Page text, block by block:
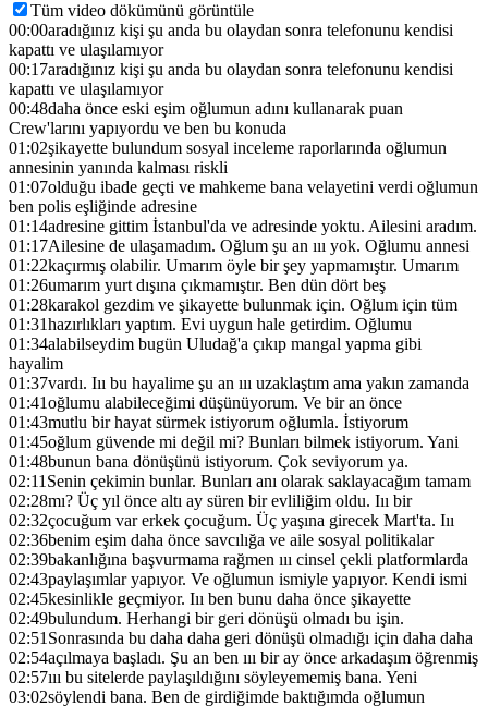
Tüm video dökümünü görüntüle
00:00aradığınız kişi şu anda bu olaydan sonra telefonunu kendisi
kapattı ve ulaşılamıyor
00:17aradığınız kişi şu anda bu olaydan sonra telefonunu kendisi
kapattı ve ulaşılamıyor
00:48daha önce eski eşim oğlumun adını kullanarak puan
Crew'larını yapıyordu ve ben bu konuda
01:02şikayette bulundum sosyal inceleme raporlarında oğlumun
annesinin yanında kalması riskli
01:07olduğu ibade geçti ve mahkeme bana velayetini verdi oğlumun
ben polis eşliğinde adresine
01:14adresine gittim İstanbul'da ve adresinde yoktu. Ailesini aradım.
01:17Ailesine de ulaşamadım. Oğlum şu an ııı yok. Oğlumu annesi
01:22kaçırmış olabilir. Umarım öyle bir şey yapmamıştır. Umarım
01:26umarım yurt dışına çıkmamıştır. Ben dün dört beş
01:28karakol gezdim ve şikayette bulunmak için. Oğlum için tüm
01:31hazırlıkları yaptım. Evi uygun hale getirdim. Oğlumu
01:34alabilseydim bugün Uludağ'a çıkıp mangal yapma gibi
hayalim
01:37vardı. Iıı bu hayalime şu an ııı uzaklaştım ama yakın zamanda
01:41oğlumu alabileceğimi düşünüyorum. Ve bir an önce
01:43mutlu bir hayat sürmek istiyorum oğlumla. İstiyorum
01:45oğlum güvende mi değil mi? Bunları bilmek istiyorum. Yani
01:48bunun bana dönüşünü istiyorum. Çok seviyorum ya.
02:11Senin çekimin bunlar. Bunları anı olarak saklayacağım tamam
02:28mı? Üç yıl önce altı ay süren bir evliliğim oldu. Iıı bir
02:32çocuğum var erkek çocuğum. Üç yaşına girecek Mart'ta. Iıı
02:36benim eşim daha önce savcılığa ve aile sosyal politikalar
02:39bakanlığına başvurmama rağmen ııı cinsel çekli platformlarda
02:43paylaşımlar yapıyor. Ve oğlumun ismiyle yapıyor. Kendi ismi
02:45kesinlikle geçmiyor. Iıı ben bunu daha önce şikayette
02:49bulundum. Herhangi bir geri dönüşü olmadı bu işin.
02:51Sonrasında bu daha daha geri dönüşü olmadığı için daha daha
02:54açılmaya başladı. Şu an ben ııı bir ay önce arkadaşım öğrenmiş
02:57ııı bu sitelerde paylaşıldığını söyleyememiş bana. Yeni
03:02söylendi bana. Ben de girdiğimde baktığımda oğlumun